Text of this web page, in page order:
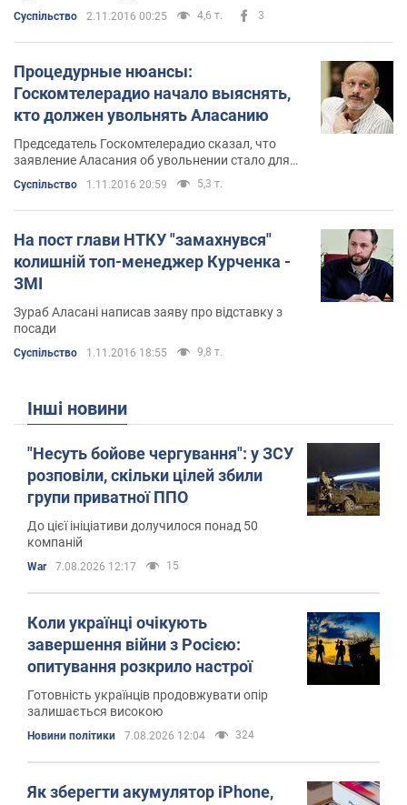
Суспільство 2.11.2016 00:25 4,6 т. 3
Процедурные нюансы:
Госкомтелерадио начало выяснять,
кто должен увольнять Аласанию
Председатель Госкомтелерадио сказал, что
заявление Аласания об увольнении стало для
него неожиданностью
Суспільство 1.11.2016 20:59 5,3 т.
На пост глави НТКУ "замахнувся"
колишній топ-менеджер Курченка -
ЗМІ
Зураб Аласані написав заяву про відставку з
посади
Суспільство 1.11.2016 18:55 9,8 т.
Інші новини
"Несуть бойове чергування": у ЗСУ
розповіли, скільки цілей збили
групи приватної ППО
До цієї ініціативи долучилося понад 50
компаній
War 7.08.2026 12:17 15
Коли українці очікують
завершення війни з Росією:
опитування розкрило настрої
Готовність українців продовжувати опір
залишається високою
Новини політики 7.08.2026 12:04 324
Як зберегти акумулятор iPhone,